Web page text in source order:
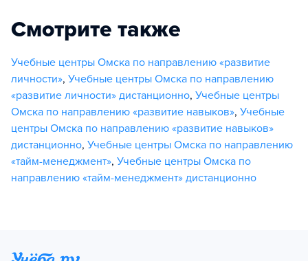
Смотрите также
Учебные центры Омска по направлению «развитие
личности», Учебные центры Омска по направлению
«развитие личности» дистанционно, Учебные центры
Омска по направлению «развитие навыков», Учебные
центры Омска по направлению «развитие навыков»
дистанционно, Учебные центры Омска по направлению
«тайм-менеджмент», Учебные центры Омска по
направлению «тайм-менеджмент» дистанционно